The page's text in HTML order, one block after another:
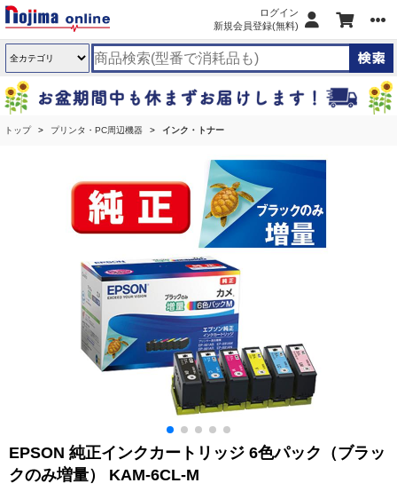
ログイン
新規会員登録(無料)
トップ プリンタ・PC周辺機器 インク・トナー
EPSON 純正インクカートリッジ 6色パック（ブラッ
クのみ増量） KAM-6CL-M